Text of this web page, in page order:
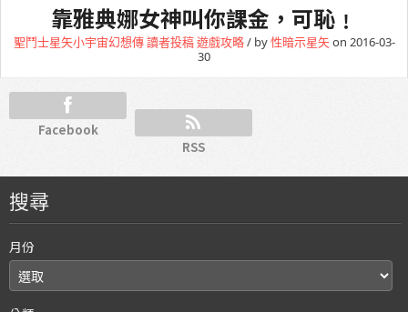
靠雅典娜女神叫你課金，可恥﹗
聖鬥士星矢小宇宙幻想傳讀者投稿遊戲攻略/ by性暗示星矢on 2016-03-
30
Facebook
RSS
搜尋
月份